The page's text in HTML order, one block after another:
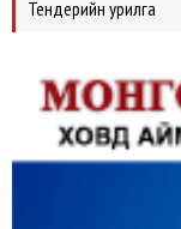
Тендерийн урилга